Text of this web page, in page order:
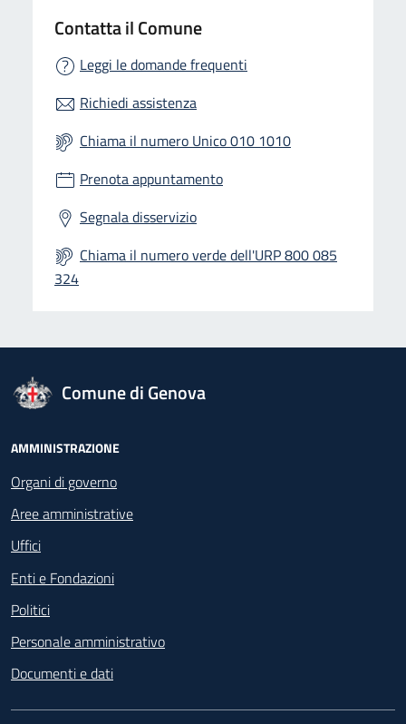
Contatta il Comune
Leggi le domande frequenti
Richiedi assistenza
Chiama il numero Unico 010 1010
Prenota appuntamento
Segnala disservizio
Chiama il numero verde dell'URP 800 085
324
logo Unione Europea
Comune di Genova
Footer - Navigazione
AMMINISTRAZIONE
Organi di governo
Aree amministrative
Uffici
Enti e Fondazioni
Politici
Personale amministrativo
Documenti e dati